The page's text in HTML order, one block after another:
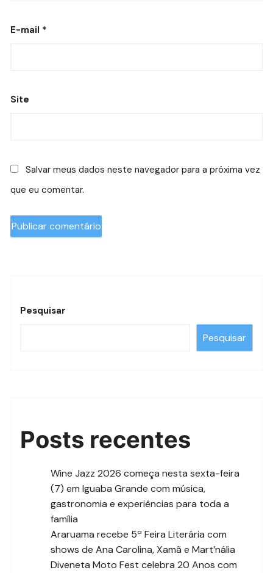
E-mail *
Site
Salvar meus dados neste navegador para a próxima vez
que eu comentar.
Pesquisar
Pesquisar
Posts recentes
Wine Jazz 2026 começa nesta sexta-feira
(7) em Iguaba Grande com música,
gastronomia e experiências para toda a
família
Araruama recebe 5ª Feira Literária com
shows de Ana Carolina, Xamã e Mart’nália
Diveneta Moto Fest celebra 20 Anos com